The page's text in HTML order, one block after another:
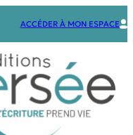
ACCÉDER À MON ESPACE